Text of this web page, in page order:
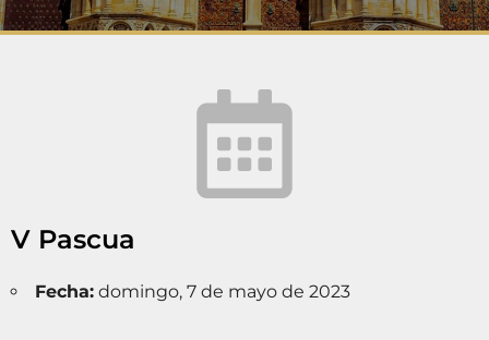
V Pascua
Fecha: domingo, 7 de mayo de 2023